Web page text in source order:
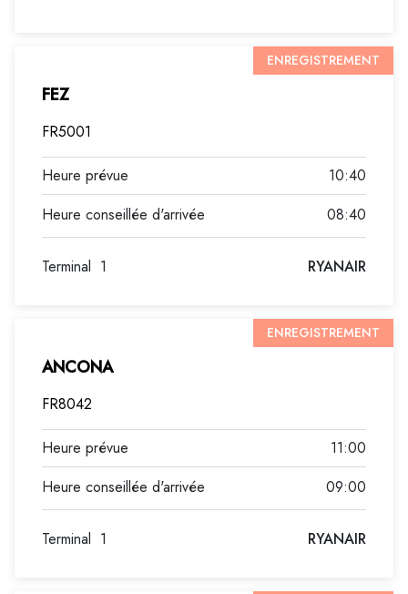
FR5001
RYANAIR
FEZ
ENREGISTREMENT
10:40
08:40
Terminal 1
FR8042
RYANAIR
ANCONA
ENREGISTREMENT
11:00
09:00
Terminal 1